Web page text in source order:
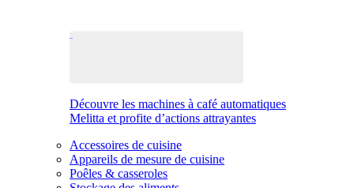
Découvre les machines à café automatiques
Melitta et profite d’actions attrayantes
Accessoires de cuisine
Appareils de mesure de cuisine
Poêles & casseroles